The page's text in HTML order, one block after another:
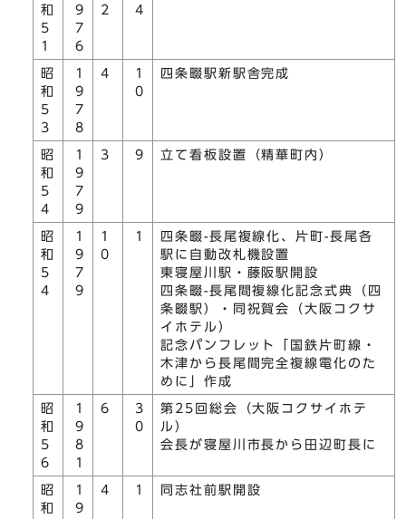
和
5
1
9
7
6
2
4
昭
和
5
3
1
9
7
8
4
1
0
四条畷駅新駅舎完成
昭
和
5
4
1
9
7
9
3 9 立て看板設置（精華町内）
昭
和
5
4
1
9
7
9
1
0
1
四条畷-長尾複線化、片町-長尾各
駅に自動改札機設置
東寝屋川駅・藤阪駅開設
四条畷-長尾間複線化記念式典（四
条畷駅）・同祝賀会（大阪コクサ
イホテル）
記念パンフレット「国鉄片町線・
木津から長尾間完全複線電化のた
めに」作成
昭
和
5
6
1
9
8
1
6
3
0
第25回総会（大阪コクサイホテ
ル）
会長が寝屋川市長から田辺町長に
昭
和
1
9
4 1 同志社前駅開設